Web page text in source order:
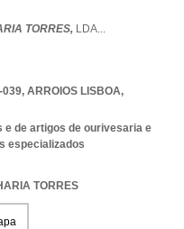
TORRES, LDA...
039, ARROIOS LISBOA,
e de artigos de ourivesaria e
especializados
TORRES